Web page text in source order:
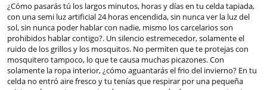
¿Cómo pasarás tú los largos minutos, horas y días en tu celda tapiada,
con una semi luz artificial 24 horas encendida, sin nunca ver la luz del
sol, sin nunca poder hablar con nadie, mismo los carcelarios son
prohibidos hablar contigo?. Un silencio estremecedor, solamente el
ruido de los grillos y los mosquitos. No permiten que te protejas con
mosquitero tampoco, lo que te causa muchas picazones. Con
solamente la ropa interior, ¿cómo aguantarás el frio del invierno? En tu
celda no entró aire fresco y tu tenías que respirar por una pequeña